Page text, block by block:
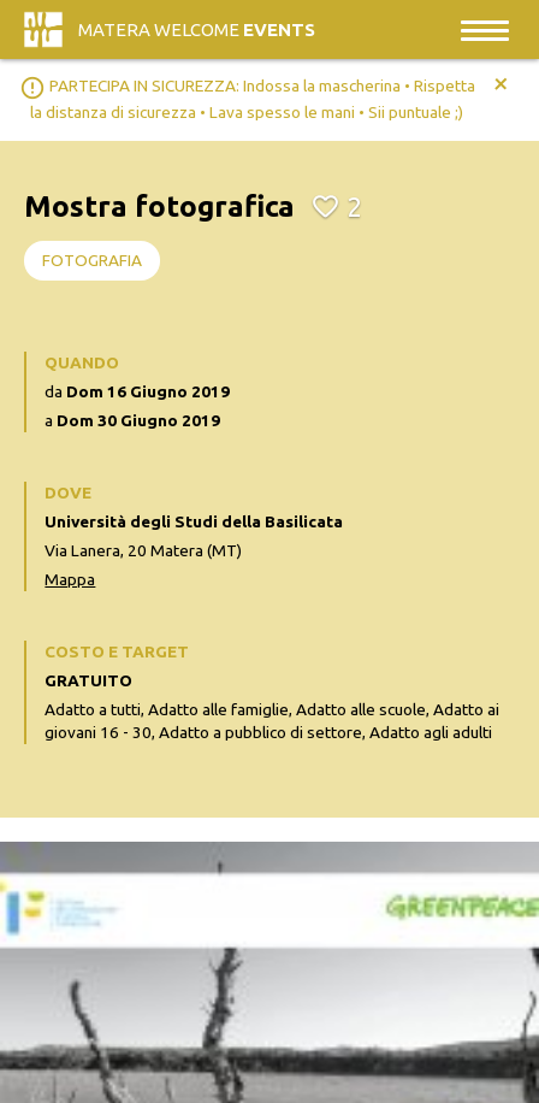
MATERA WELCOME EVENTS
error_outline PARTECIPA IN SICUREZZA: Indossa la mascherina • Rispetta
la distanza di sicurezza • Lava spesso le mani • Sii puntuale ;)
+
Mostra fotografica 2
FOTOGRAFIA
QUANDO
da Dom 16 Giugno 2019
a Dom 30 Giugno 2019
DOVE
Università degli Studi della Basilicata
Via Lanera, 20 Matera (MT)
Mappa
COSTO E TARGET
GRATUITO
Adatto a tutti, Adatto alle famiglie, Adatto alle scuole, Adatto ai
giovani 16 - 30, Adatto a pubblico di settore, Adatto agli adulti